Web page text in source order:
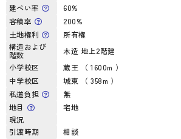
建ぺい率
60%
容積率
200%
土地権利
所有権
構造および
階数
木造 地上2階建
小学校区
蔵王 （ 1600m ）
中学校区
城東 （ 358m ）
私道負担
無
地目
宅地
現況
引渡時期
相談